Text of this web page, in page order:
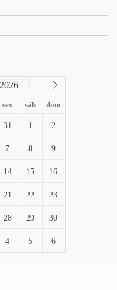
sex sáb dom
31 1 2
7 8 9
14 15 16
21 22 23
28 29 30
4 5 6